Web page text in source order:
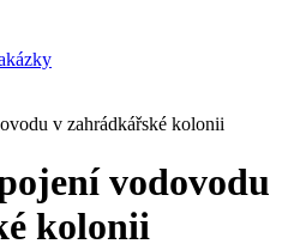
v zahrádkářské kolonii
vodovodu
kolonii